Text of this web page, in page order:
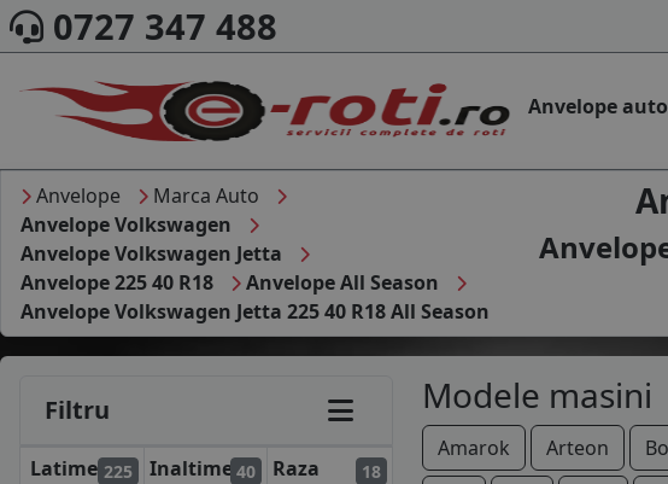
0727 347 488
Anvelope auto
Anvelope
Marca Auto
Anvelope Volkswagen
Anvelope Volkswagen Jetta
Anvelope 225 40 R18
Anvelope All Season
Anvelope Volkswagen Jetta 225 40 R18 All Season
Filtru
Latime 225 Inaltime 40 Raza 18
Modele masini
Amarok Arteon